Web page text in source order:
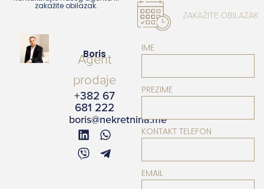
zakažite obilazak.
Boris
Agent
prodaje
+382 67
681 222
boris@nekretnina.me
ZAKAŽITE OBILAZAK
IME
PREZIME
KONTAKT TELEFON
EMAIL